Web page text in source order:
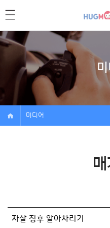
미디어
자살 징후 알아차리기